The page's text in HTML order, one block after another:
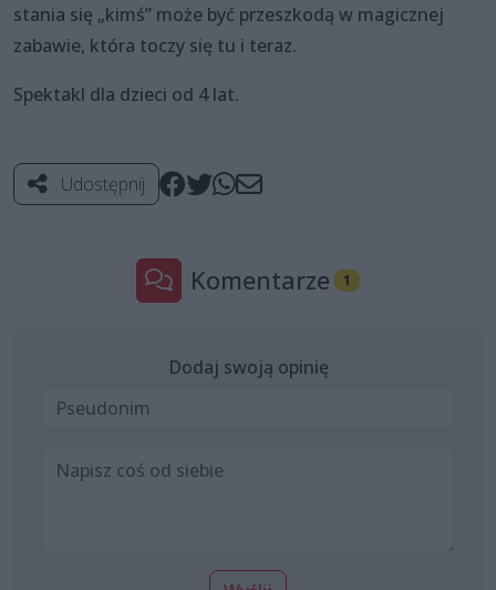
stania się „kimś” może być przeszkodą w magicznej
zabawie, która toczy się tu i teraz.
Spektakl dla dzieci od 4 lat.
Udostępnij
Komentarze 1
Dodaj swoją opinię